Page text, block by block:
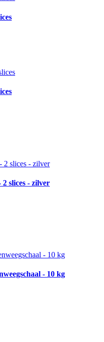
slices - zilver
- 10 kg